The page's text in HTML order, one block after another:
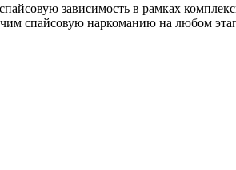
зависимость в рамках
спайсовую наркоманию на любом